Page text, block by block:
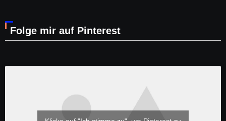
Folge mir auf Pinterest